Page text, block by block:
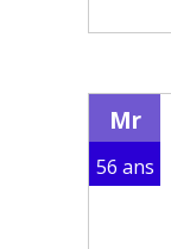
Mr
56 ans